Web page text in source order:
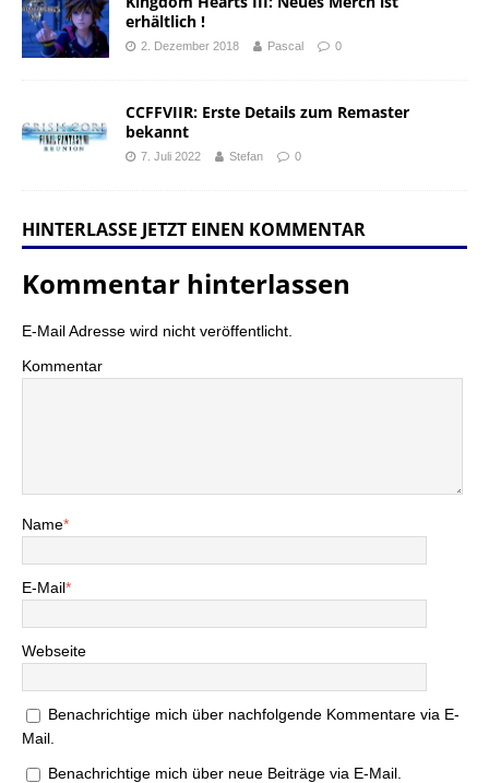
erhältlich !
2. Dezember 2018 Pascal 0
CCFFVIIR: Erste Details zum Remaster
bekannt
7. Juli 2022 Stefan 0
HINTERLASSE JETZT EINEN KOMMENTAR
Kommentar hinterlassen
E-Mail Adresse wird nicht veröffentlicht.
Kommentar
Name*
E-Mail*
Webseite
Benachrichtige mich über nachfolgende Kommentare via E-
Mail.
Benachrichtige mich über neue Beiträge via E-Mail.